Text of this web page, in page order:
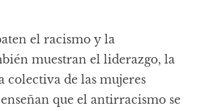
el racismo y la
muestran el liderazgo, la
colectiva de las mujeres
enseñan que el antirracismo se